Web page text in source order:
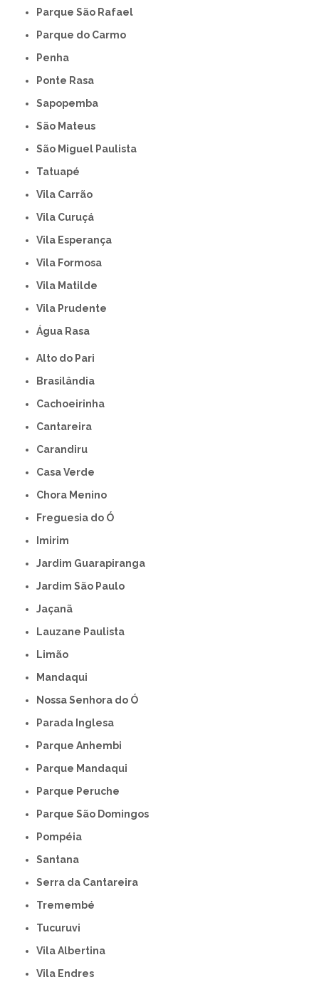
Parque São Rafael
Parque do Carmo
Penha
Ponte Rasa
Sapopemba
São Mateus
São Miguel Paulista
Tatuapé
Vila Carrão
Vila Curuçá
Vila Esperança
Vila Formosa
Vila Matilde
Vila Prudente
Água Rasa
Alto do Pari
Brasilândia
Cachoeirinha
Cantareira
Carandiru
Casa Verde
Chora Menino
Freguesia do Ó
Imirim
Jardim Guarapiranga
Jardim São Paulo
Jaçanã
Lauzane Paulista
Limão
Mandaqui
Nossa Senhora do Ó
Parada Inglesa
Parque Anhembi
Parque Mandaqui
Parque Peruche
Parque São Domingos
Pompéia
Santana
Serra da Cantareira
Tremembé
Tucuruvi
Vila Albertina
Vila Endres